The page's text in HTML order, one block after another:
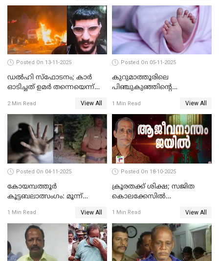
Posted On 13-11-2025
ഡല്‍ഹി സ്‌ഫോടനം; കാര്‍
ഓടിച്ചത് ഉമര്‍ തന്നെയെന്ന്
പരിശോധനാഫലം
2 Min Read View All
Posted On 05-11-2025
കുറുമാത്തൂരിലെ
പിഞ്ചുകുഞ്ഞിന്റെ
അറസ്റ്റില്‍
1 Min Read View All
Posted On 04-11-2025
കോയമ്പത്തൂർ
കൂട്ടബലാത്സംഗം: മൂന്ന്
1 Min Read View All
Posted On 18-10-2025
ക്രൂരതക്ക് ശിക്ഷ; സജിത
കൊലക്കേസില്‍
ഇരട്ടജീവപര്യന്തം
1 Min Read View All